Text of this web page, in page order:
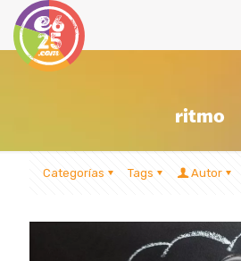
ritmo
Categorías Tags Autor